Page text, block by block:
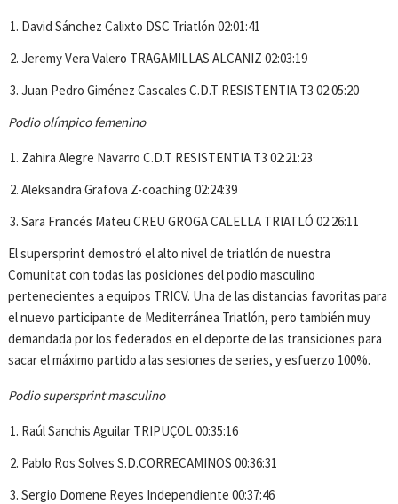
David Sánchez Calixto DSC Triatlón 02:01:41
Jeremy Vera Valero TRAGAMILLAS ALCANIZ 02:03:19
Juan Pedro Giménez Cascales C.D.T RESISTENTIA T3 02:05:20
Podio olímpico femenino
Zahira Alegre Navarro C.D.T RESISTENTIA T3 02:21:23
Aleksandra Grafova Z-coaching 02:24:39
Sara Francés Mateu CREU GROGA CALELLA TRIATLÓ 02:26:11
El supersprint demostró el alto nivel de triatlón de nuestra
Comunitat con todas las posiciones del podio masculino
pertenecientes a equipos TRICV. Una de las distancias favoritas para
el nuevo participante de Mediterránea Triatlón, pero también muy
demandada por los federados en el deporte de las transiciones para
sacar el máximo partido a las sesiones de series, y esfuerzo 100%.
Podio supersprint masculino
Raúl Sanchis Aguilar TRIPUÇOL 00:35:16
Pablo Ros Solves S.D.CORRECAMINOS 00:36:31
Sergio Domene Reyes Independiente 00:37:46